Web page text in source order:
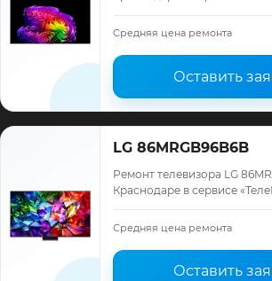
запчасти и гарантия до 12
Средняя цена ремонта
Оставить
LG 86MRGB96B6B
Ремонт телевизора LG
Краснодаре в сервисе
запчасти и гарантия до 12
Средняя цена ремонта
Оставить